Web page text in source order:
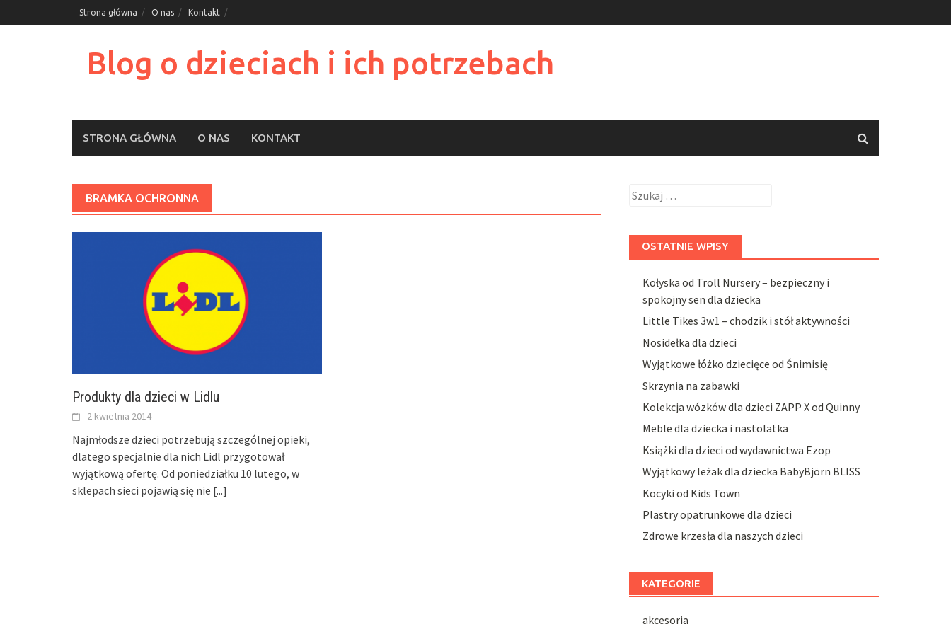
to
Strona główna O nas Kontakt
Blog o dzieciach i ich potrzebach
STRONA GŁÓWNA O NAS KONTAKT
BRAMKA OCHRONNA
Produkty dla dzieci w Lidlu
2 kwietnia 2014
Najmłodsze dzieci potrzebują szczególnej opieki,
dlatego specjalnie dla nich Lidl przygotował
wyjątkową ofertę. Od poniedziałku 10 lutego, w
sklepach sieci pojawią się nie [...]
Szukaj:
OSTATNIE WPISY
Kołyska od Troll Nursery – bezpieczny i
spokojny sen dla dziecka
Little Tikes 3w1 – chodzik i stół aktywności
Nosidełka dla dzieci
Wyjątkowe łóżko dziecięce od Śnimisię
Skrzynia na zabawki
Kolekcja wózków dla dzieci ZAPP X od Quinny
Meble dla dziecka i nastolatka
Książki dla dzieci od wydawnictwa Ezop
Wyjątkowy leżak dla dziecka BabyBjörn BLISS
Kocyki od Kids Town
Plastry opatrunkowe dla dzieci
Zdrowe krzesła dla naszych dzieci
KATEGORIE
akcesoria